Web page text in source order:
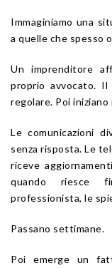
Immaginiamo una
a quelle che spesso
Un imprenditore
proprio avvocato. Il
regolare. Poi iniziano
Le comunicazioni
senza risposta. Le
riceve
quando riesce
professionista, le
Passano settimane.
Poi emerge un